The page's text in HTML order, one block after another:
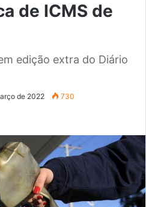
de ICMS de
edição extra do Diário
de 2022 730